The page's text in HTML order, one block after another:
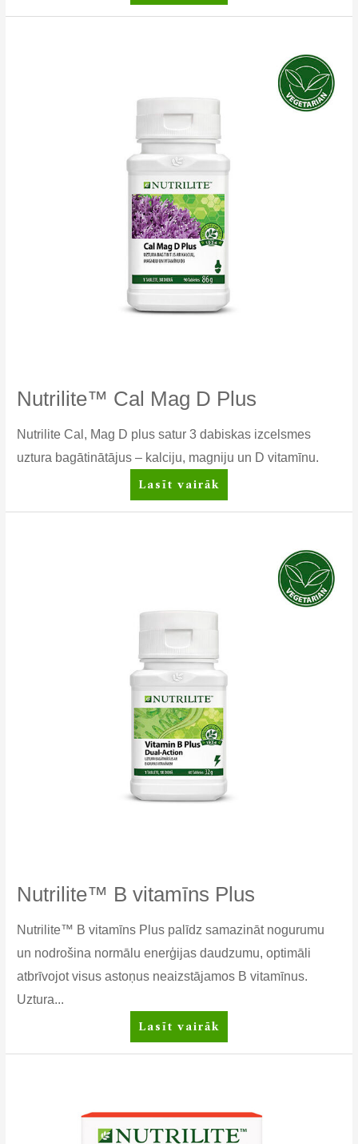
Omega-
Nutrilite™ Cal Mag D Plus
Nutrilite Cal, Mag D plus satur 3 dabiskas izcelsmes
uztura bagātinātājus – kalciju, magniju un D vitamīnu.
Nutrilite™
Cal
Lasīt vairāk
Nutrilite™ B vitamīns Plus
Nutrilite™ B vitamīns Plus palīdz samazināt nogurumu
un nodrošina normālu enerģijas daudzumu, optimāli
atbrīvojot visus astoņus neaizstājamos B vitamīnus.
Uztura...
Nutrilite™
B
Lasīt vairāk